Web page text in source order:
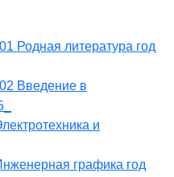
Родная литература год
Введение в
и
графика год